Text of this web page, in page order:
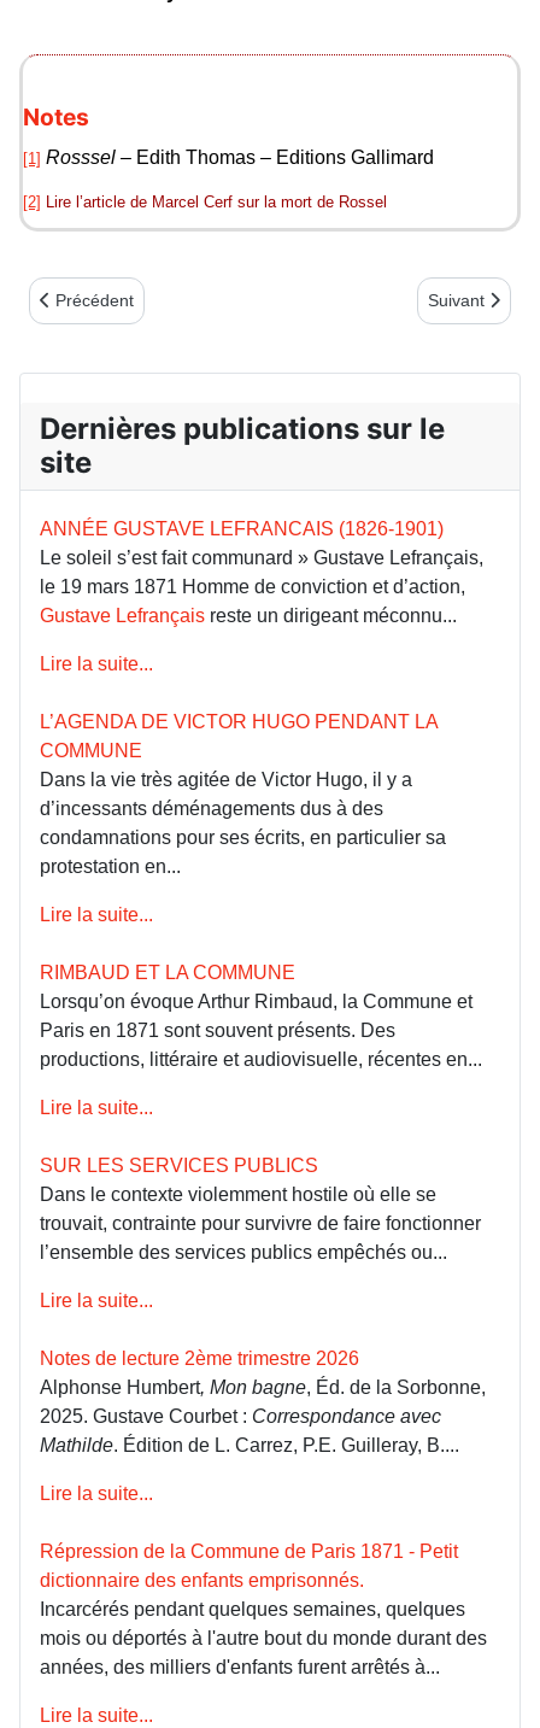
Notes
[1] Rosssel – Edith Thomas – Editions Gallimard
[2] Lire l’article de Marcel Cerf sur la mort de Rossel
Article précédent : La pensée et l’action originales d’Édouard
Précédent Article
Suivant
Dernières publications sur le
site
ANNÉE GUSTAVE LEFRANCAIS (1826-1901)
Le soleil s’est fait communard » Gustave Lefrançais,
le 19 mars 1871 Homme de conviction et d’action,
Gustave Lefrançais reste un dirigeant méconnu...
Lire la suite...
L’AGENDA DE VICTOR HUGO PENDANT LA
COMMUNE
Dans la vie très agitée de Victor Hugo, il y a
d’incessants déménagements dus à des
condamnations pour ses écrits, en particulier sa
protestation en...
Lire la suite...
RIMBAUD ET LA COMMUNE
Lorsqu’on évoque Arthur Rimbaud, la Commune et
Paris en 1871 sont souvent présents. Des
productions, littéraire et audiovisuelle, récentes en...
Lire la suite...
SUR LES SERVICES PUBLICS
Dans le contexte violemment hostile où elle se
trouvait, contrainte pour survivre de faire fonctionner
l’ensemble des services publics empêchés ou...
Lire la suite...
Notes de lecture 2ème trimestre 2026
Alphonse Humbert, Mon bagne, Éd. de la Sorbonne,
2025. Gustave Courbet : Correspondance avec
Mathilde. Édition de L. Carrez, P.E. Guilleray, B....
Lire la suite...
Répression de la Commune de Paris 1871 - Petit
dictionnaire des enfants emprisonnés.
Incarcérés pendant quelques semaines, quelques
mois ou déportés à l'autre bout du monde durant des
années, des milliers d'enfants furent arrêtés à...
Lire la suite...